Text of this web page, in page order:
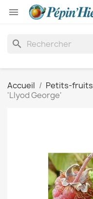

search
Accueil Petits-fruits
'Llyod George'